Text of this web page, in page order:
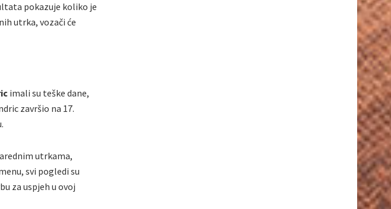
pokazuje koliko je
utrka, vozači će
imali su teške dane,
završio na 17.
utrkama,
svi pogledi su
za uspjeh u ovoj